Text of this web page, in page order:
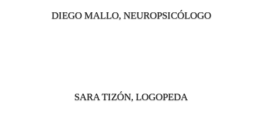
DIEGO MALLO, NEUROPSICÓLOGO
SARA TIZÓN, LOGOPEDA